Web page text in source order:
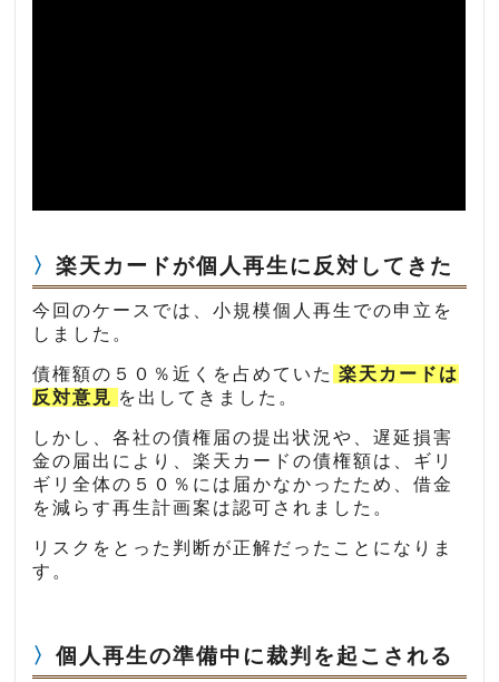
楽天カードが個人再生に反対してきた
今回のケースでは、小規模個人再生での申立を
しました。
債権額の５０％近くを占めていた 楽天カードは
反対意見 を出してきました。
しかし、各社の債権届の提出状況や、遅延損害
金の届出により、楽天カードの債権額は、ギリ
ギリ全体の５０％には届かなかったため、借金
を減らす再生計画案は認可されました。
リスクをとった判断が正解だったことになりま
す。
個人再生の準備中に裁判を起こされる